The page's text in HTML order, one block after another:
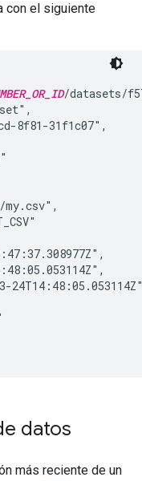
con el siguiente
/datasets/
8f81-31f1c07",
datos
más reciente de un